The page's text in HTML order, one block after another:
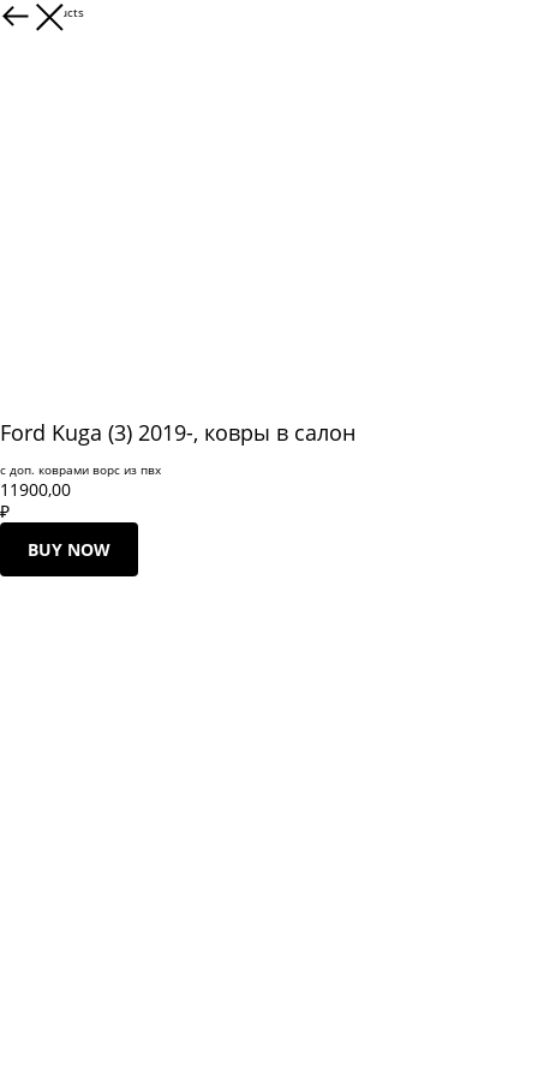
More products
Ford Kuga (3) 2019-, ковры в салон
с доп. коврами ворс из пвх
11900,00
₽
BUY NOW